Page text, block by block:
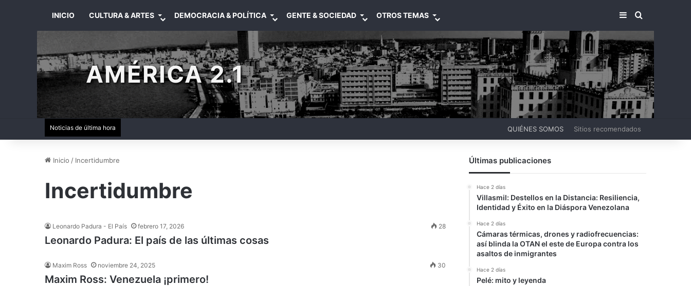
INICIO CULTURA & ARTES DEMOCRACIA & POLÍTICA GENTE & SOCIEDAD OTROS TEMAS BARRA LATERAL
BUSCAR
AMÉRICA 2.1
Noticias de última hora QUIÉNES SOMOS Sitios recomendados
Inicio / Incertidumbre
Incertidumbre
Leonardo Padura - El País febrero 17, 2026 28
Leonardo Padura: El país de las últimas cosas
Maxim Ross noviembre 24, 2025 30
Maxim Ross: Venezuela ¡primero!
Últimas publicaciones
Hace 2 días
Villasmil: Destellos en la Distancia: Resiliencia,
Identidad y Éxito en la Diáspora Venezolana
Hace 2 días
Cámaras térmicas, drones y radiofrecuencias:
así blinda la OTAN el este de Europa contra los
asaltos de inmigrantes
Hace 2 días
Pelé: mito y leyenda